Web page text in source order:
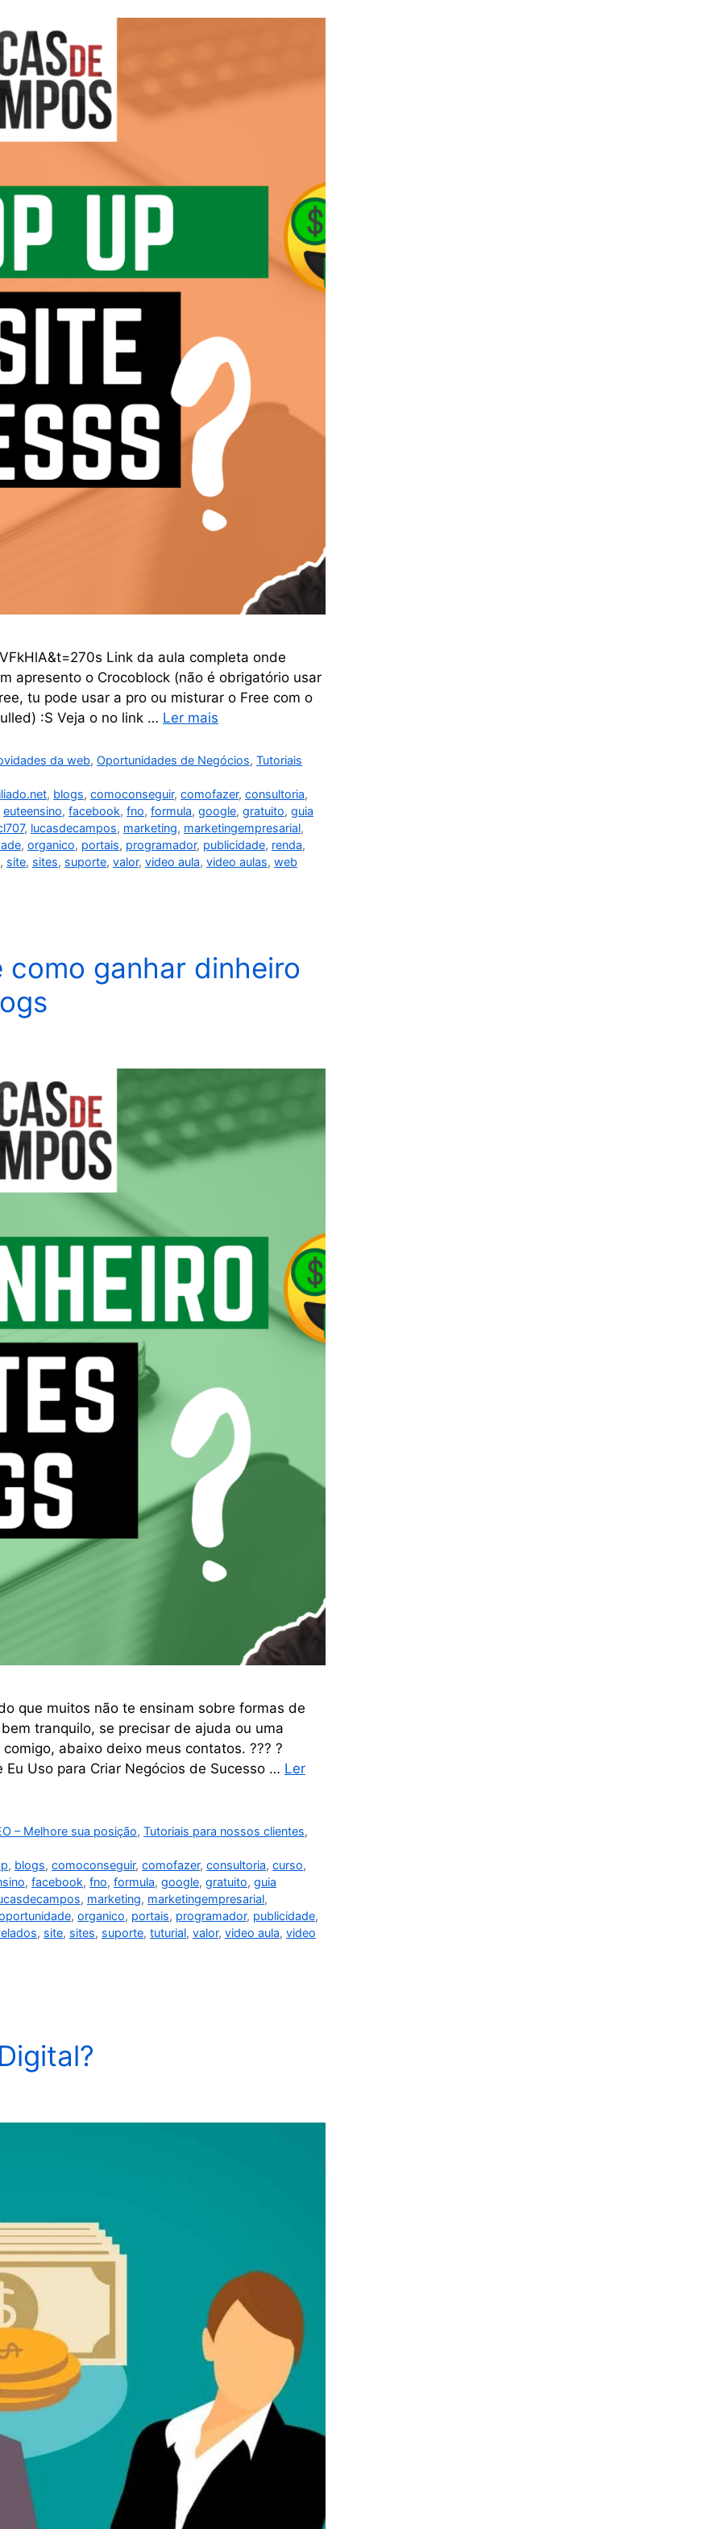
Link da aula completa onde
apresento o Crocoblock (não é obrigatório usar
tu pode usar a pro ou misturar o Free com o
:S Veja o no link … Ler mais
da web, Oportunidades de Negócios,Tutoriais
, blogs,comoconseguir,comofazer,consultoria,
euteensino, facebook, fno, formula, google, gratuito, guia
, lucasdecampos, marketing, marketingempresarial,
, organico, portais, programador, publicidade, renda,
, site, sites, suporte, valor, video aula, video aulas, web
como ganhar dinheiro
que muitos não te ensinam sobre formas de
tranquilo, se precisar de ajuda ou uma
abaixo deixo meus contatos. ??? ?
Eu Uso para Criar Negócios de Sucesso … Ler
– Melhore sua posição,Tutoriais para nossos clientes,
, blogs,comoconseguir,comofazer,consultoria,curso,
, facebook, fno, formula, google, gratuito, guia
, marketing, marketingempresarial,
, organico, portais, programador, publicidade,
, site, sites, suporte, tuturial, valor, video aula, video